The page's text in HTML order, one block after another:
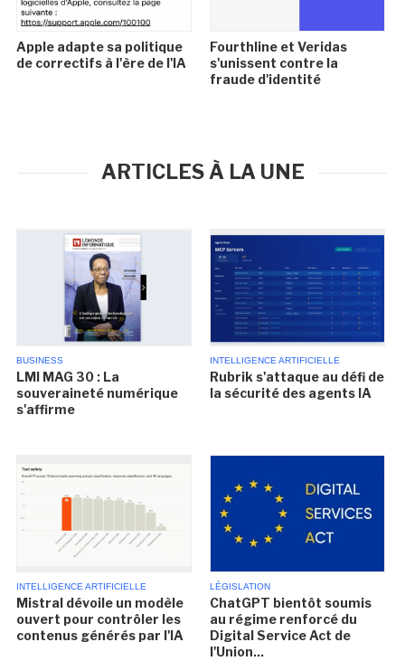
Apple adapte sa politique
de correctifs à l'ère de l'IA
Fourthline et Veridas
s'unissent contre la
fraude d'identité
ARTICLES À LA UNE
BUSINESS
LMI MAG 30 : La
souveraineté numérique
s'affirme
INTELLIGENCE ARTIFICIELLE
Rubrik s'attaque au défi de
la sécurité des agents IA
INTELLIGENCE ARTIFICIELLE
Mistral dévoile un modèle
ouvert pour contrôler les
contenus générés par l'IA
LÉGISLATION
ChatGPT bientôt soumis
au régime renforcé du
Digital Service Act de
l'Union...